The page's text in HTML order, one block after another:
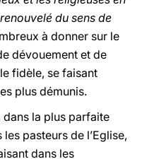
du sens de
à donner sur le
dévouement et de
fidèle, se faisant
plus démunis.
la plus parfaite
pasteurs de l’Eglise,
dans les